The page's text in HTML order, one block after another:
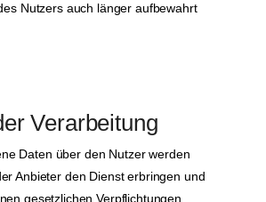
Nutzers auch länger aufbewahrt
Verarbeitung
Daten über den Nutzer werden
Anbieter den Dienst erbringen und
gesetzlichen Verpflichtungen